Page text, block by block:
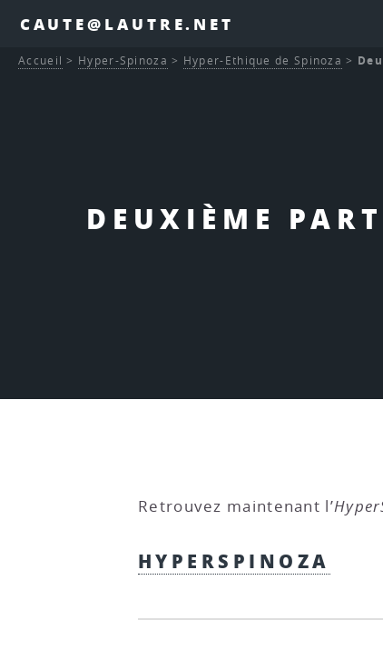
CAUTE@LAUTRE.NET
DEUXIÈME
Accueil > Hyper-Spinoza > Hyper-Ethique de Spinoza >
Retrouvez maintenant l’
HYPERSPINOZA